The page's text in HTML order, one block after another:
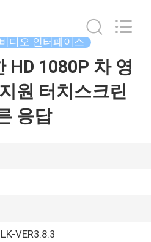
디오 인터페이스
HD 1080P 차 영
원 터치스크린
응답
VER3.8.3